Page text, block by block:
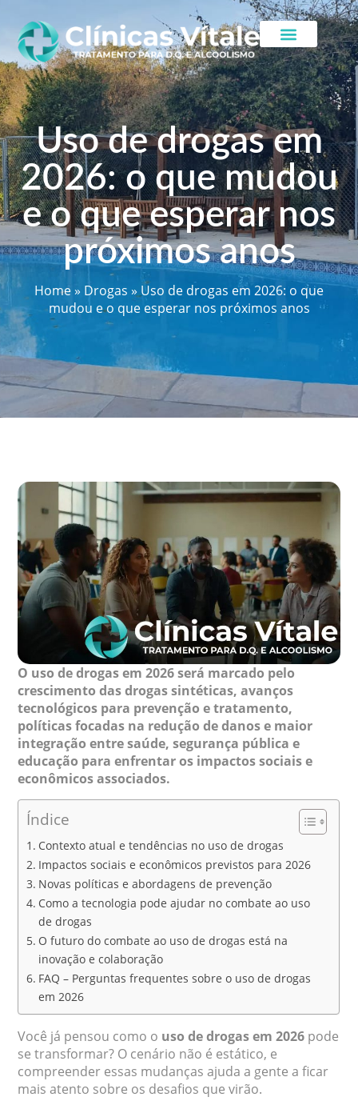
Uso de drogas em
2026: o que mudou
e o que esperar nos
próximos anos
Home» Drogas » Uso de drogas em 2026: o que
mudou e o que esperar nos próximos anos
O uso de drogas em 2026 será marcado pelo
crescimento das drogas sintéticas, avanços
tecnológicos para prevenção e tratamento,
políticas focadas na redução de danos e maior
integração entre saúde, segurança pública e
educação para enfrentar os impactos sociais e
econômicos associados.
Índice
Contexto atual e tendências no uso de drogas
Impactos sociais e econômicos previstos para 2026
Novas políticas e abordagens de prevenção
Como a tecnologia pode ajudar no combate ao uso
de drogas
O futuro do combate ao uso de drogas está na
inovação e colaboração
FAQ – Perguntas frequentes sobre o uso de drogas
em 2026
Você já pensou como o uso de drogas em 2026 pode
se transformar? O cenário não é estático, e
compreender essas mudanças ajuda a gente a ficar
mais atento sobre os desafios que virão.